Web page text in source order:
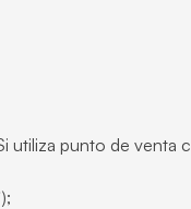
utiliza punto de